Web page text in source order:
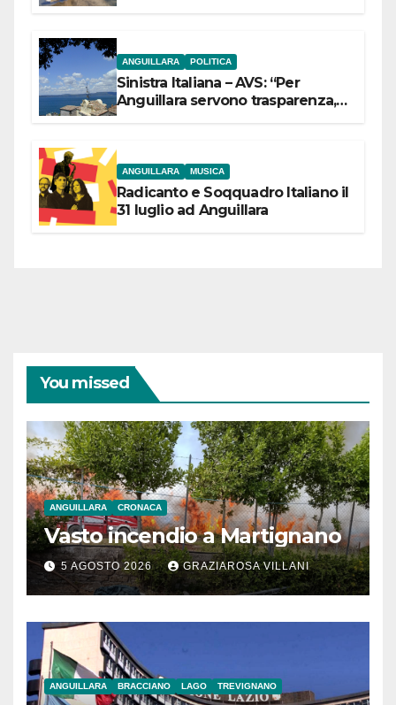
ANGUILLARA POLITICA
Sinistra Italiana – AVS: “Per
Anguillara servono trasparenza,
ANGUILLARA MUSICA
Radicanto e Soqquadro Italiano il
31 luglio ad Anguillara
You missed
ANGUILLARA CRONACA
Vasto incendio a Martignano
5 AGOSTO 2026 GRAZIAROSA VILLANI
ANGUILLARA BRACCIANO LAGO TREVIGNANO